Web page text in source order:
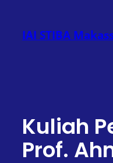
konten
IAI STIBA
Kuliah
Prof.